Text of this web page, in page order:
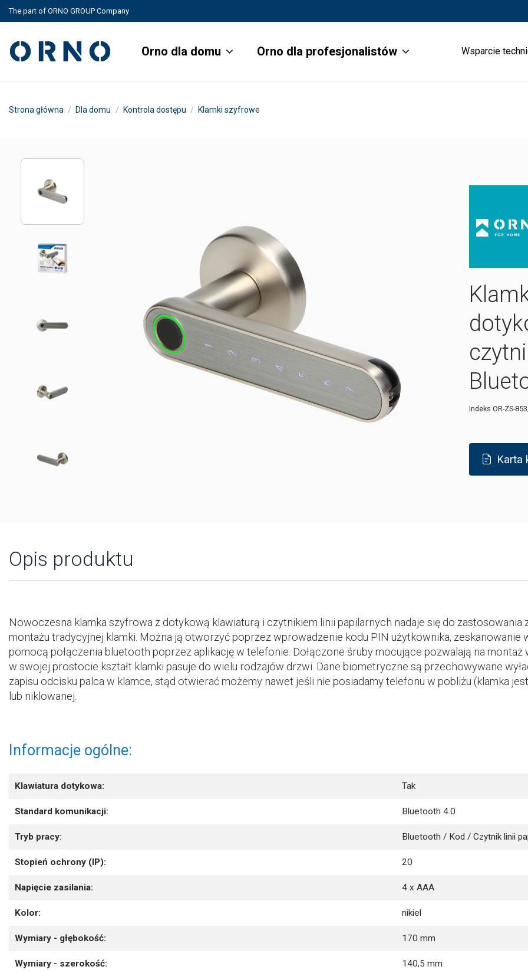
The part of ORNO GROUP Company
Orno dla domu Orno dla profesjonalistów Wsparcie
Strona główna Dla domu Kontrola dostępu Klamki szyfrowe
Indeks OR-ZS-
Karta
Opis produktu
Nowoczesna klamka szyfrowa z dotykową klawiaturą i czytnikiem linii papilarnych nadaje się do
montażu tradycyjnej klamki. Można ją otworzyć poprzez wprowadzenie kodu PIN użytkownika, zeskanowanie
pomocą połączenia bluetooth poprzez aplikację w telefonie. Dołączone śruby mocujące pozwalają na
w swojej prostocie kształt klamki pasuje do wielu rodzajów drzwi. Dane biometryczne są przechowywane
zapisu odcisku palca w klamce, stąd otwierać możemy nawet jeśli nie posiadamy telefonu w pobliżu (klamka
lub niklowanej.
Informacje ogólne:
Klawiatura dotykowa: Tak
Standard komunikacji: Bluetooth 4.0
Tryb pracy: Bluetooth / Kod / Czytnik linii
Stopień ochrony (IP): 20
Napięcie zasilania: 4 x AAA
Kolor: nikiel
Wymiary - głębokość: 170 mm
Wymiary - szerokość: 140,5 mm